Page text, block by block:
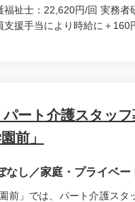
福祉士：22,620円/回 実務
支援手当により時給に＋160
ート介護スタッ
前」
なし／家庭・プライベ
前」では、パート介護ス